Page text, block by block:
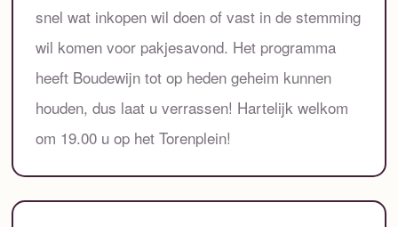
snel wat inkopen wil doen of vast in de stemming
wil komen voor pakjesavond. Het programma
heeft Boudewijn tot op heden geheim kunnen
houden, dus laat u verrassen! Hartelijk welkom
om 19.00 u op het Torenplein!